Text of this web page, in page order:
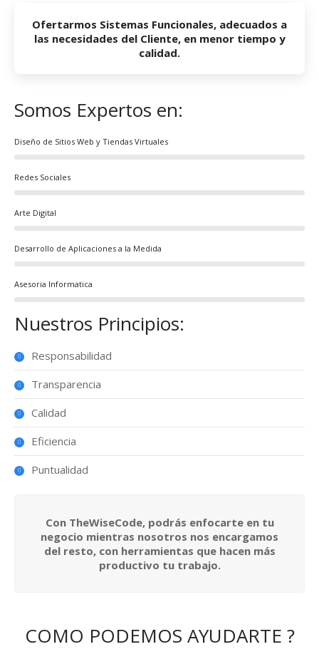
Ofertarmos Sistemas Funcionales, adecuados a
las necesidades del Cliente, en menor tiempo y
calidad.
Somos Expertos en:
Diseño de Sitios Web y Tiendas Virtuales
Redes Sociales
Arte Digital
Desarrollo de Aplicaciones a la Medida
Asesoria Informatica
Nuestros Principios:
Responsabilidad
Transparencia
Calidad
Eficiencia
Puntualidad
Con TheWiseCode, podrás enfocarte en tu
negocio mientras nosotros nos encargamos
del resto, con herramientas que hacen más
productivo tu trabajo.
COMO PODEMOS AYUDARTE ?